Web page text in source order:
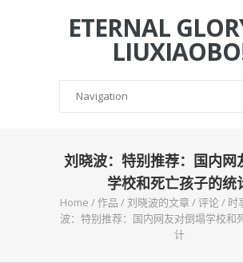
ETERNAL
刘晓波：特别推荐：国内网
学校和死亡孩子的统
Home /作品 /刘晓波的文章/评论/ 时
波：特别推荐：国内网友对倒塌学校和
计